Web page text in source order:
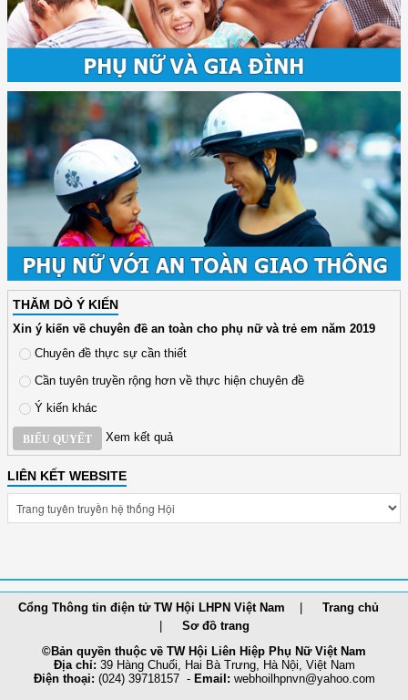
THĂM DÒ Ý KIẾN
Xin ý kiến về chuyên đề an toàn cho phụ nữ và trẻ em năm 2019
Chuyên đề thực sự cần thiết
Cần tuyên truyền rộng hơn về thực hiện chuyên đề
Ý kiến khác
BIỂU QUYẾT Xem kết quả
LIÊN KẾT WEBSITE
Cổng Thông tin điện tử TW Hội LHPN Việt Nam
Trang chủ
Sơ đồ trang
©Bản quyền thuộc về TW Hội Liên Hiệp Phụ Nữ Việt Nam
Địa chỉ: 39 Hàng Chuối, Hai Bà Trưng, Hà Nội, Việt Nam
Điện thoại: (024) 39718157 - Email: webhoilhpnvn@yahoo.com